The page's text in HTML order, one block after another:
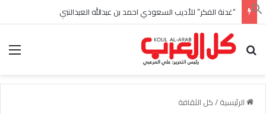
“غدنة الفكر” للأديب السعودي احمد بن عبدالله العبدالنبي
بحث عن
الرئيسية/كل الثقافة